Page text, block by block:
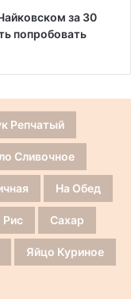
за 30
попробовать
Репчатый
Сливочное
На Обед
Рис Сахар
Яйцо Куриное